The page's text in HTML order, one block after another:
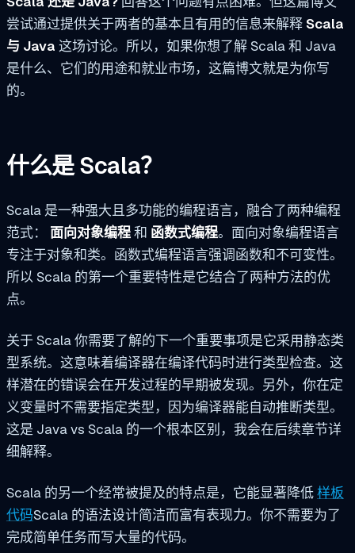
尝试通过提供关于两者的基本且有用的信息来解释Scala
与 Java 这场讨论。所以，如果你想了解 Scala 和 Java
是什么、它们的用途和就业市场，这篇博文就是为你写
的。
什么是 Scala？
Scala 是一种强大且多功能的编程语言，融合了两种编程
范式： 面向对象编程和 函数式编程。面向对象编程语言
专注于对象和类。函数式编程语言强调函数和不可变性。
所以 Scala 的第一个重要特性是它结合了两种方法的优
点。
关于 Scala 你需要了解的下一个重要事项是它采用静态类
型系统。这意味着编译器在编译代码时进行类型检查。这
样潜在的错误会在开发过程的早期被发现。另外，你在定
义变量时不需要指定类型，因为编译器能自动推断类型。
这是 Java vs Scala 的一个根本区别，我会在后续章节详
细解释。
Scala 的另一个经常被提及的特点是，它能显著降低样板
代码Scala 的语法设计简洁而富有表现力。你不需要为了
完成简单任务而写大量的代码。